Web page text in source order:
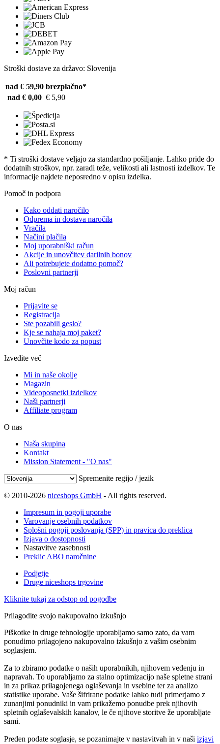
Stroški dostave za državo: Slovenija
nad € 59,90 brezplačno*
nad € 0,00 € 5,90
* Ti stroški dostave veljajo za standardno pošiljanje. Lahko pride do
dodatnih stroškov, npr. zaradi teže, velikosti ali lastnosti izdelkov. Te
informacije najdete neposredno v opisu izdelka.
Pomoč in podpora
Kako oddati naročilo
Odprema in dostava naročila
Vračila
Načini plačila
Moj uporabniški račun
Akcije in unovčitev darilnih bonov
Ali potrebujete dodatno pomoč?
Poslovni partnerji
Moj račun
Prijavite se
Registracija
Ste pozabili geslo?
Kje se nahaja moj paket?
Unovčite kodo za popust
Izvedite več
Mi in naše okolje
Magazin
Videoposnetki izdelkov
Naši partnerji
Affiliate program
O nas
Naša skupina
Kontakt
Mission Statement - "O nas"
Spremenite regijo / jezik
© 2010-2026 niceshops GmbH - All rights reserved.
Impresum in pogoji uporabe
Varovanje osebnih podatkov
Splošni pogoji poslovanja (SPP) in pravica do preklica
Izjava o dostopnosti
Nastavitve zasebnosti
Preklic ABO naročnine
Podjetje
Druge niceshops trgovine
Kliknite tukaj za odstop od pogodbe
Prilagodite svojo nakupovalno izkušnjo
Piškotke in druge tehnologije uporabljamo samo zato, da vam
ponudimo prilagojeno nakupovalno izkušnjo z vašim osebnim
soglasjem.
Za to zbiramo podatke o naših uporabnikih, njihovem vedenju in
napravah. To uporabljamo za stalno optimizacijo naše spletne strani
in za prikaz prilagojenega oglaševanja in vsebine ter za analizo
statistike uporabe. Vaše šifrirane podatke lahko tudi primerjamo z
zunanjimi ponudniki in vam prikažemo ponudbe prek njihovih
spletnih oglaševalskih kanalov, le če njihove storitve že uporabljate
sami.
Preden podate soglasje, se pozanimajte v nastavitvah in v naši izjavi